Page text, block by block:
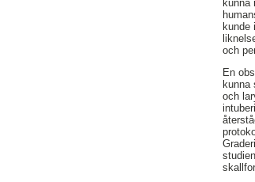
kunna
kunde
och
En
kunna
och